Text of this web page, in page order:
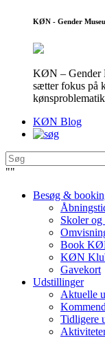
KØN - Gender
KØN – Gender
sætter fokus på
KØN Blog
""
Besøg &
Skoler
Book
KØN
Gavekort
Udstillinger
Aktuelle
Tidligere